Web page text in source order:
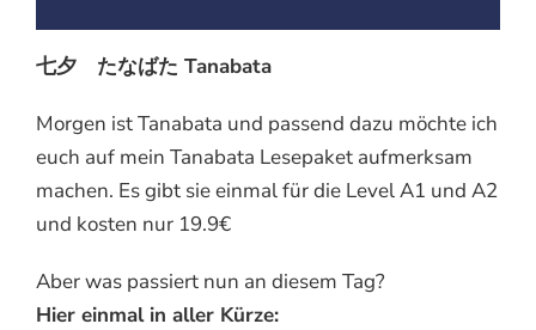
七夕 たなばた Tanabata
Morgen ist Tanabata und passend dazu möchte ich
euch auf mein Tanabata Lesepaket aufmerksam
machen. Es gibt sie einmal für die Level A1 und A2
und kosten nur 19.9€
Aber was passiert nun an diesem Tag?
Hier einmal in aller Kürze: